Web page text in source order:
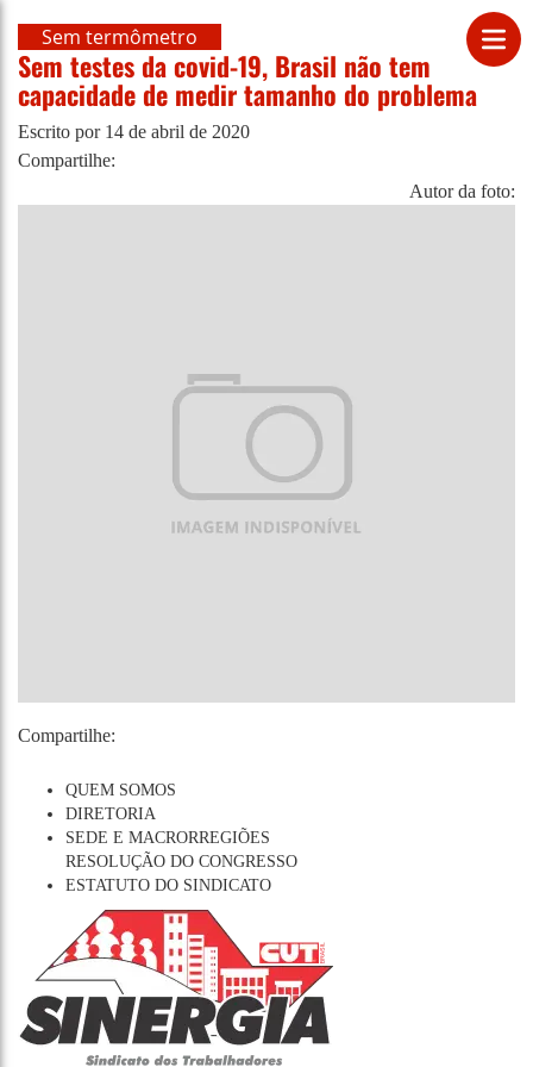
Sem termômetro
Sem testes da covid-19, Brasil não tem
capacidade de medir tamanho do problema
Escrito por 14 de abril de 2020
Compartilhe:
Autor da foto:
Compartilhe:
QUEM SOMOS
DIRETORIA
SEDE E MACRORREGIÕES
RESOLUÇÃO DO CONGRESSO
ESTATUTO DO SINDICATO